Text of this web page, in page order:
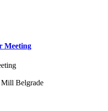
Meeting
Belgrade